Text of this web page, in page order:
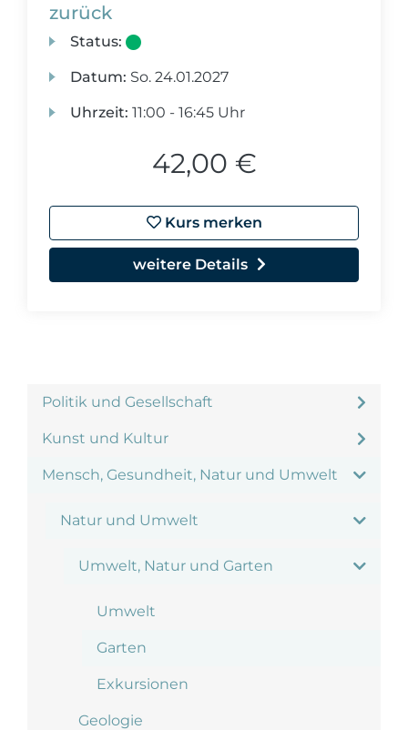
Politik und Gesellschaft
Kunst und Kultur
Mensch, Gesundheit, Natur und Umwelt
Natur und Umwelt
Umwelt, Natur und Garten
Umwelt
Garten
Exkursionen
Geologie
zurück
Status:
Datum: So. 24.01.2027
Uhrzeit: 11:00 - 16:45 Uhr
42,00 €
Kurs merken
weitere Details